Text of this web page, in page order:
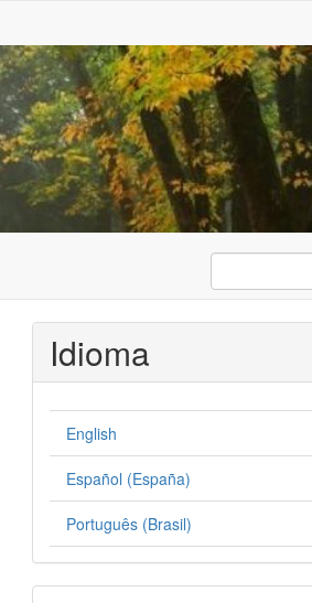
Idioma
English
Español (España)
Português (Brasil)